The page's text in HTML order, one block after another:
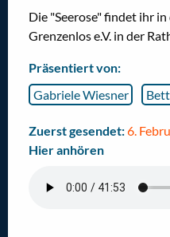
Die "Seerose" findet ihr in
Grenzenlos e.V. in der
Präsentiert von:
Gabriele Wiesner
Zuerst gesendet:6.
Hier anhören